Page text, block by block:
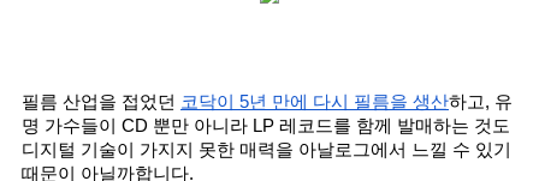
필름 산업을 접었던 코닥이 5년 만에 다시 필름을 생산하고, 유
명 가수들이 CD 뿐만 아니라 LP 레코드를 함께 발매하는 것도
디지털 기술이 가지지 못한 매력을 아날로그에서 느낄 수 있기
때문이 아닐까합니다.